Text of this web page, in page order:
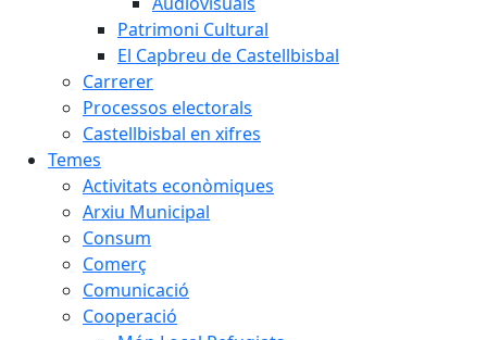
Patrimoni Cultural
El Capbreu de Castellbisbal
Carrerer
Processos electorals
Castellbisbal en xifres
Temes
Activitats econòmiques
Arxiu Municipal
Consum
Comerç
Comunicació
Cooperació